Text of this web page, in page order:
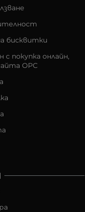
бисквитки
с покупка онлайн,
ОРС